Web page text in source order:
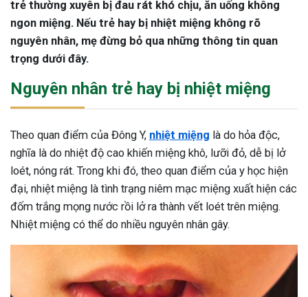
trẻ thường xuyên bị đau rát khó chịu, ăn uống không
ngon miệng. Nếu trẻ hay bị nhiệt miệng không rõ
nguyên nhân, mẹ đừng bỏ qua những thông tin quan
trọng dưới đây.
Nguyên nhân trẻ hay bị nhiệt miệng
Theo quan điểm của Đông Y, nhiệt miệng là do hỏa độc,
nghĩa là do nhiệt độ cao khiến miệng khô, lưỡi đỏ, dễ bị lở
loét, nóng rát. Trong khi đó, theo quan điểm của y học hiện
đại, nhiệt miệng là tình trạng niêm mạc miệng xuất hiện các
đốm trắng mọng nước rồi lở ra thành vết loét trên miệng.
Nhiệt miệng có thể do nhiều nguyên nhân gây.